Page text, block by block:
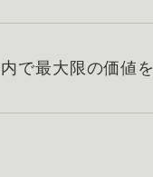
で最大限の価値を